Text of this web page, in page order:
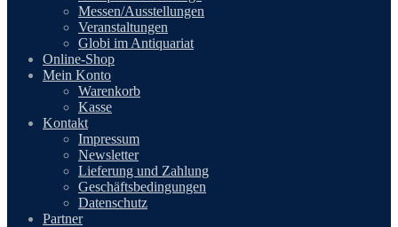
Messen/Ausstellungen
Veranstaltungen
Globi im Antiquariat
Online-Shop
Mein Konto
Warenkorb
Kasse
Kontakt
Impressum
Newsletter
Lieferung und Zahlung
Geschäftsbedingungen
Datenschutz
Partner